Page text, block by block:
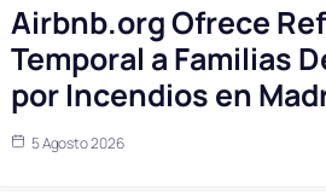
Airbnb.org Ofrece
Temporal a Familias
por Incendios en
5 Agosto 2026